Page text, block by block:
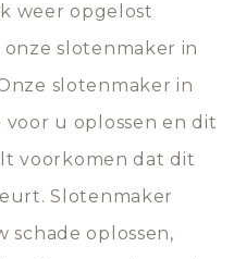
weer opgelost
slotenmaker in
slotenmaker in
voor u oplossen en dit
voorkomen dat dit
Slotenmaker
schade oplossen,